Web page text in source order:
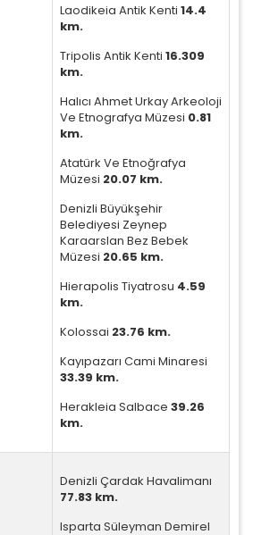
belirleyin.
KVKK bilgilendirmemizi
HER ZAMAN AKTIF
ve temel site işlevleri için
olmadan site düzgün çalışmaz
Laodikeia Antik Kenti 14.4
km.
Tripolis Antik Kenti 16.309
km.
Halıcı Ahmet Urkay Arkeoloji
Ve Etnografya Müzesi 0.81
km.
Atatürk Ve Etnoğrafya
Müzesi 20.07 km.
Denizli Büyükşehir
Belediyesi Zeynep
Karaarslan Bez Bebek
Müzesi 20.65 km.
Hierapolis Tiyatrosu 4.59
km.
Kolossai 23.76 km.
Kayıpazarı Cami Minaresi
33.39 km.
Herakleia Salbace 39.26
km.
Denizli Çardak Havalimanı
77.83 km.
Isparta Süleyman Demirel